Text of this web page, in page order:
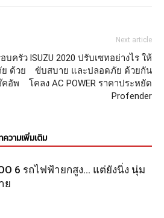
บครัว
ด้วย
คอัพ
Next article
ISUZU 2020 ปรับเซทอย่างไร ให้
ขับสบาย และปลอดภัย ด้วยกัน
โคลง AC POWER ราคาประหยัด
Profender
ความเพิ่มเติม
6 รถไฟฟ้ายกสูง… แต่ยังนิ่ง นุ่ม
ย